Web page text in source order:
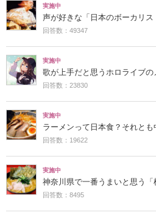
実施中
声が好きな「日本のボーカリス
回答数：49347
実施中
歌が上手だと思うホロライブの
回答数：23830
実施中
ラーメンって日本食？それとも
回答数：19622
実施中
神奈川県で一番うまいと思う
回答数：8495